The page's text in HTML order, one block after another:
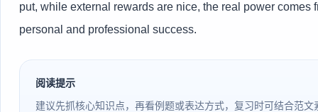
put, while external rewards are nice, the real power
personal and professional success.
阅读提示
建议先抓核心知识点，再看例题或表达方式，复习时可结合范